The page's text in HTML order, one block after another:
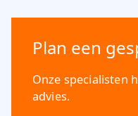
Plan een
Onze specialisten
advies.